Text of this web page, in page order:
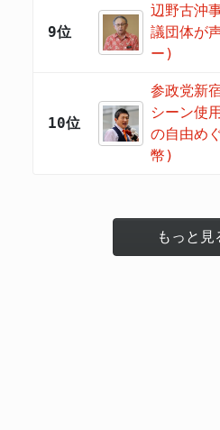
9位
辺野古沖
議団体が
ー)
10位
参政党新
シーン使
の自由め
幣)
もっと見